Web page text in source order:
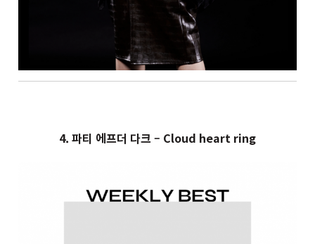
4. 파티 에프더 다크 – Cloud heart ring